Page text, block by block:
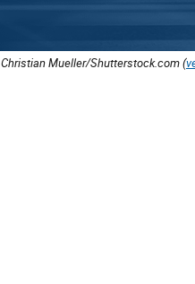
Christian Mueller/Shutterstock.com (